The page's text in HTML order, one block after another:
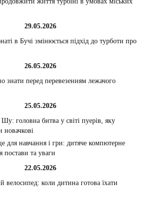
29.05.2026
в Бучі змінюється підхід до турботи про
26.05.2026
знати перед перевезенням лежачого
25.05.2026
головна битва у світі пуерів, яку
новачкові
для навчання і гри: дитяче компютерне
постави та уваги
22.05.2026
велосипед: коли дитина готова їхати